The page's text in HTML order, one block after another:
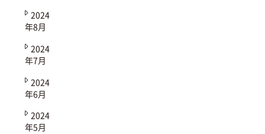
2024
年8月
2024
年7月
2024
年6月
2024
年5月